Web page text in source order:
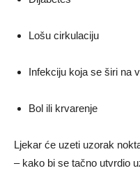
Lošu cirkulaciju
Infekciju koja se širi na
Bol ili krvarenje
Ljekar će uzeti uzorak
– kako bi se tačno utvrdio